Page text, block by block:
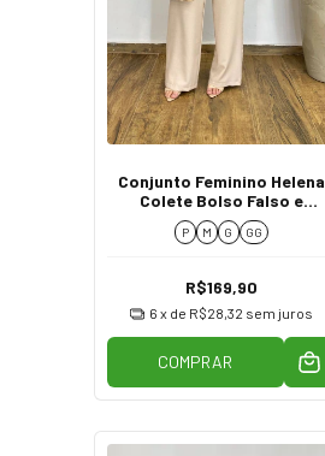
Conjunto Feminino Helena
Colete Bolso Falso e
Calça Bege
P M G GG
R$169,90
6 x de R$28,32 sem juros
COMPRAR